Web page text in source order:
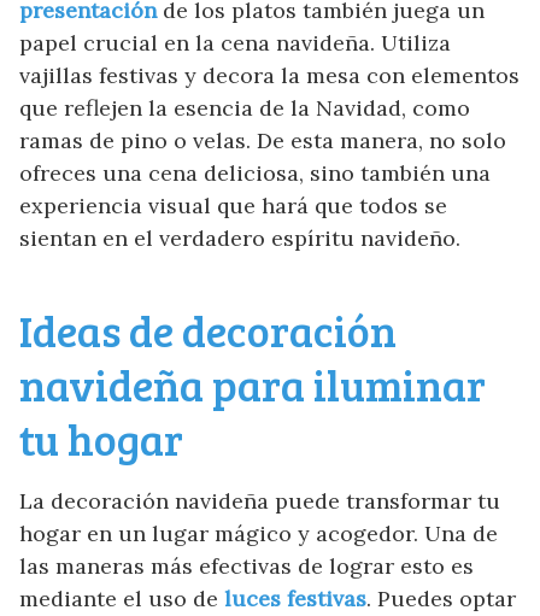
presentaciónde los platos también juega un
papel crucial en la cena navideña. Utiliza
vajillas festivas y decora la mesa con elementos
que reflejen la esencia de la Navidad, como
ramas de pino o velas. De esta manera, no solo
ofreces una cena deliciosa, sino también una
experiencia visual que hará que todos se
sientan en el verdadero espíritu navideño.
Ideas de decoración
navideña para iluminar
tu hogar
La decoración navideña puede transformar tu
hogar en un lugar mágico y acogedor. Una de
las maneras más efectivas de lograr esto es
mediante el uso de luces festivas. Puedes optar